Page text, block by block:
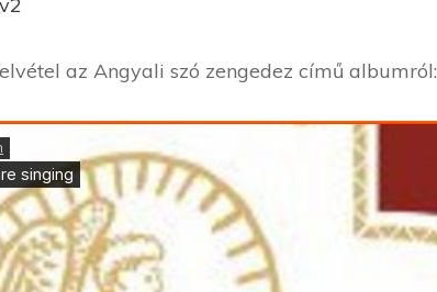
az Angyali szó zengedez című albumról: